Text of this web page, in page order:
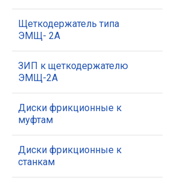
Щеткодержатель типа
ЭМЩ- 2А
ЗИП к щеткодержателю
ЭМЩ-2А
Диски фрикционные к
муфтам
Диски фрикционные к
станкам